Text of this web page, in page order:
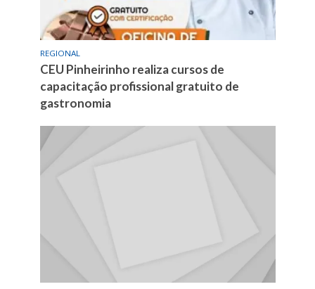
REGIONAL
CEU Pinheirinho realiza cursos de
capacitação profissional gratuito de
gastronomia